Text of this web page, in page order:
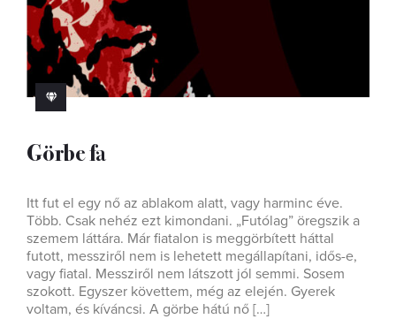
Görbe fa
Itt fut el egy nő az ablakom alatt, vagy harminc éve.
Több. Csak nehéz ezt kimondani. „Futólag” öregszik a
szemem láttára. Már fiatalon is meggörbített háttal
futott, messziről nem is lehetett megállapítani, idős-e,
vagy fiatal. Messziről nem látszott jól semmi. Sosem
szokott. Egyszer követtem, még az elején. Gyerek
voltam, és kíváncsi. A görbe hátú nő […]